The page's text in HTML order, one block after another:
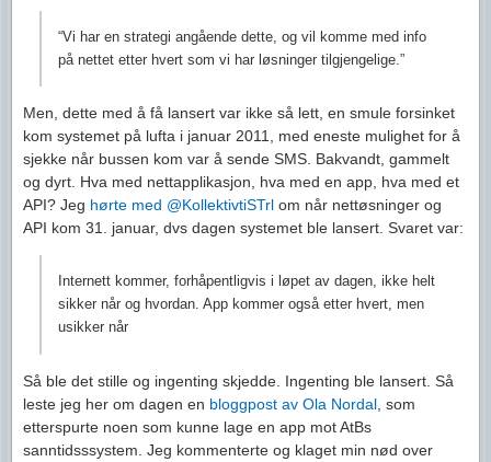
“Vi har en strategi angående dette, og vil komme med info
på nettet etter hvert som vi har løsninger tilgjengelige.”
Men, dette med å få lansert var ikke så lett, en smule forsinket
kom systemet på lufta i januar 2011, med eneste mulighet for å
sjekke når bussen kom var å sende SMS. Bakvandt, gammelt
og dyrt. Hva med nettapplikasjon, hva med en app, hva med et
API? Jeg hørte med @KollektivtiSTrl om når nettøsninger og
API kom 31. januar, dvs dagen systemet ble lansert. Svaret var:
Internett kommer, forhåpentligvis i løpet av dagen, ikke helt
sikker når og hvordan. App kommer også etter hvert, men
usikker når
Så ble det stille og ingenting skjedde. Ingenting ble lansert. Så
leste jeg her om dagen en bloggpost av Ola Nordal , som
etterspurte noen som kunne lage en app mot AtBs
sanntidsssystem. Jeg kommenterte og klaget min nød over